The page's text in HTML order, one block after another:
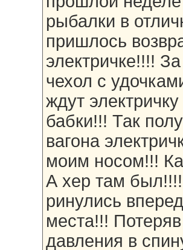
рыбалки в
пришлось
электричке!!!!
чехол с
ждут
бабки!!! Так
вагона
моим носом!!!
А хер там
ринулись
места!!!
давления в